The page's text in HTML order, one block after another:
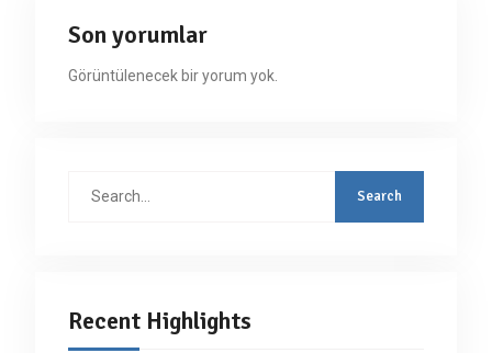
Son yorumlar
Görüntülenecek bir yorum yok.
Recent Highlights